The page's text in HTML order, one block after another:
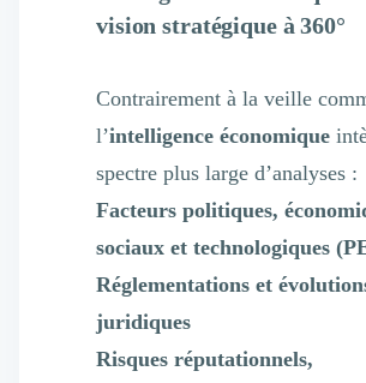
vision stratégique à 360°
Contrairement à la veille
l’intelligence économique
spectre plus large d’analyses :
Facteurs politiques,
sociaux et technologiques
Réglementations et
juridiques
Risques réputationnels,